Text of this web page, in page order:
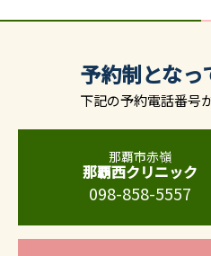
予約制となっ
下記の予約電話番号
那覇市赤嶺
那覇西クリニック
098-858-5557